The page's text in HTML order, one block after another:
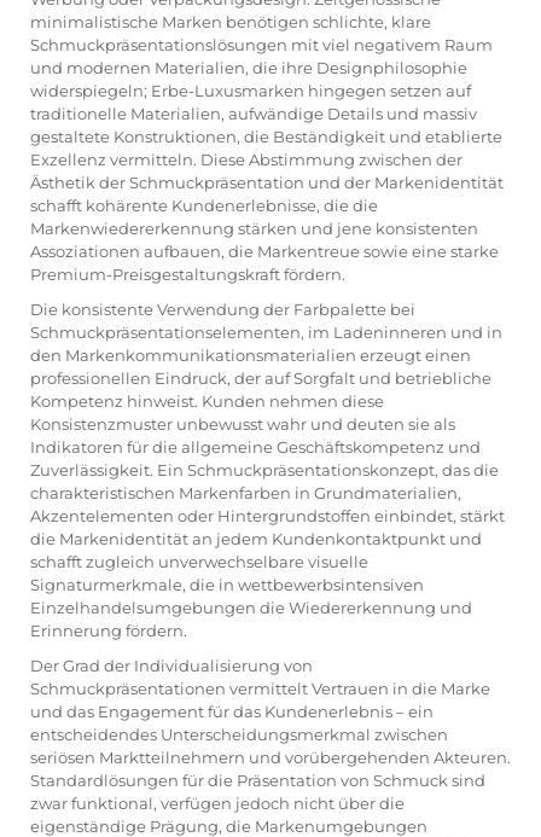
minimalistische Marken benötigen schlichte, klare
Schmuckpräsentationslösungen mit viel negativem Raum
und modernen Materialien, die ihre Designphilosophie
widerspiegeln; Erbe-Luxusmarken hingegen setzen auf
traditionelle Materialien, aufwändige Details und massiv
gestaltete Konstruktionen, die Beständigkeit und etablierte
Exzellenz vermitteln. Diese Abstimmung zwischen der
Ästhetik der Schmuckpräsentation und der Markenidentität
schafft kohärente Kundenerlebnisse, die die
Markenwiedererkennung stärken und jene konsistenten
Assoziationen aufbauen, die Markentreue sowie eine starke
Premium-Preisgestaltungskraft fördern.
Die konsistente Verwendung der Farbpalette bei
Schmuckpräsentationselementen, im Ladeninneren und in
den Markenkommunikationsmaterialien erzeugt einen
professionellen Eindruck, der auf Sorgfalt und betriebliche
Kompetenz hinweist. Kunden nehmen diese
Konsistenzmuster unbewusst wahr und deuten sie als
Indikatoren für die allgemeine Geschäftskompetenz und
Zuverlässigkeit. Ein Schmuckpräsentationskonzept, das die
charakteristischen Markenfarben in Grundmaterialien,
Akzentelementen oder Hintergrundstoffen einbindet, stärkt
die Markenidentität an jedem Kundenkontaktpunkt und
schafft zugleich unverwechselbare visuelle
Signaturmerkmale, die in wettbewerbsintensiven
Einzelhandelsumgebungen die Wiedererkennung und
Erinnerung fördern.
Der Grad der Individualisierung von
Schmuckpräsentationen vermittelt Vertrauen in die Marke
und das Engagement für das Kundenerlebnis – ein
entscheidendes Unterscheidungsmerkmal zwischen
seriösen Marktteilnehmern und vorübergehenden Akteuren.
Standardlösungen für die Präsentation von Schmuck sind
zwar funktional, verfügen jedoch nicht über die
eigenständige Prägung, die Markenumgebungen